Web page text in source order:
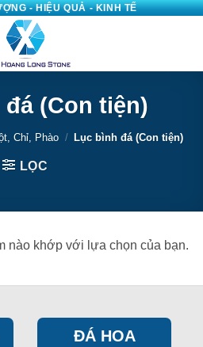
- HIỆU QUẢ - KINH TẾ
(Con tiện)
Chỉ, Phào / Lục bình đá (Con tiện)
LỌC
nào khớp với lựa chọn của bạn.
ĐÁ HOA